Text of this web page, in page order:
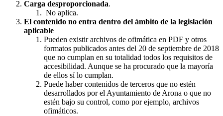
Carga desproporcionada.
No aplica.
El contenido no entra dentro del ámbito de la legislación
aplicable
Pueden existir archivos de ofimática en PDF y otros
formatos publicados antes del 20 de septiembre de 2018
que no cumplan en su totalidad todos los requisitos de
accesibilidad. Aunque se ha procurado que la mayoría
de ellos sí lo cumplan.
Puede haber contenidos de terceros que no estén
desarrollados por el Ayuntamiento de Arona o que no
estén bajo su control, como por ejemplo, archivos
ofimáticos.